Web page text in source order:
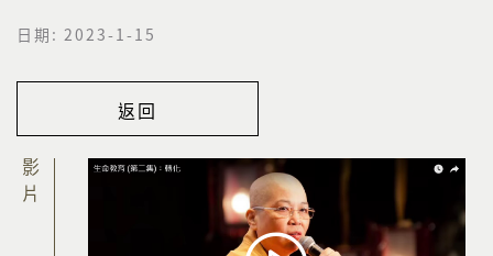
日期: 2023-1-15
返回
影片